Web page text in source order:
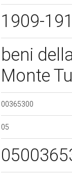
1909-
beni
Monte
00365300
05